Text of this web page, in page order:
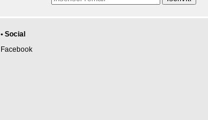
• Social
Facebook